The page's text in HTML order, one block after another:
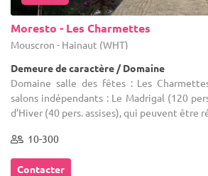
Moresto - Les Charmettes
Mouscron - Hainaut (WHT)
Demeure de caractère / Domaine
Domaine salle des fêtes : Les
salons indépendants : Le Madrigal (120
d’Hiver (40 pers. assises), qui peuvent être
10-300
Contacter